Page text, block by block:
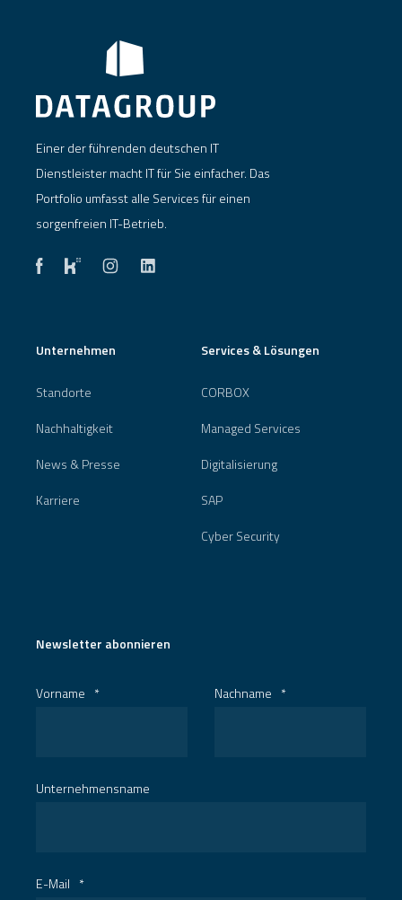
Einer der führenden deutschen IT
Dienstleister macht IT für Sie einfacher. Das
Portfolio umfasst alle Services für einen
sorgenfreien IT-Betrieb.
Unternehmen
Standorte
Nachhaltigkeit
News & Presse
Karriere
Services & Lösungen
CORBOX
Managed Services
Digitalisierung
SAP
Cyber Security
Newsletter abonnieren
Vorname * Nachname *
Unternehmensname
E-Mail *